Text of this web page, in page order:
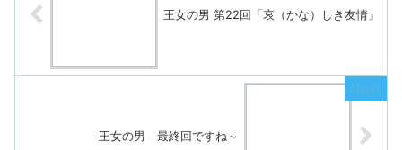
王女の男 第22回「哀（かな）しき友情」
王女の男 最終回ですね～